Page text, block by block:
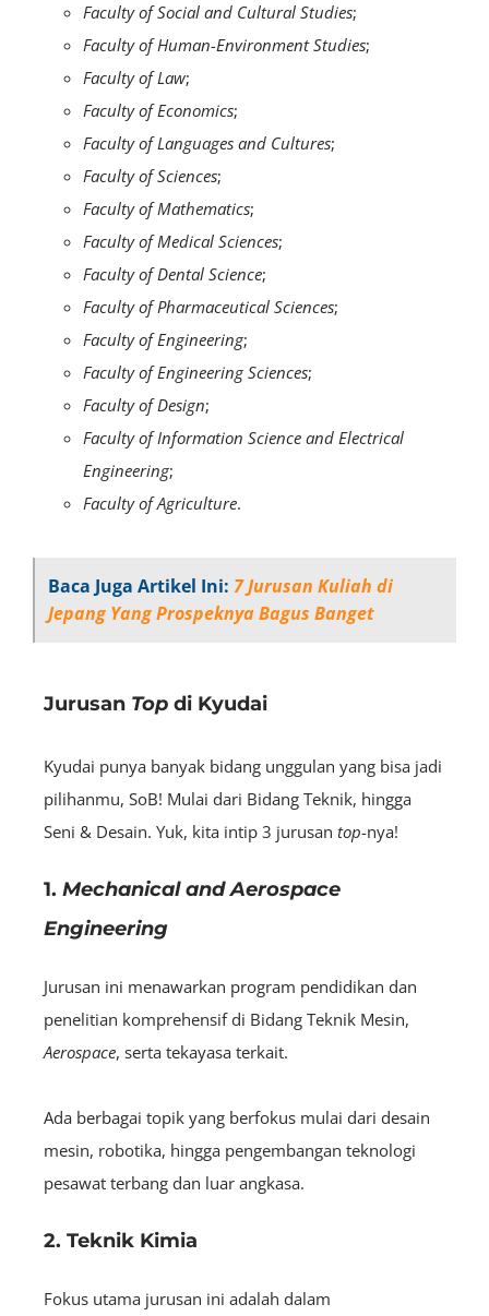
Faculty of Social and Cultural Studies;
Faculty of Human-Environment Studies;
Faculty of Law;
Faculty of Economics;
Faculty of Languages and Cultures;
Faculty of Sciences;
Faculty of Mathematics;
Faculty of Medical Sciences;
Faculty of Dental Science;
Faculty of Pharmaceutical Sciences;
Faculty of Engineering;
Faculty of Engineering Sciences;
Faculty of Design;
Faculty of Information Science and Electrical
Engineering;
Faculty of Agriculture.
Baca Juga Artikel Ini: 7 Jurusan Kuliah di
Jepang Yang Prospeknya Bagus Banget
Jurusan Top di Kyudai
Kyudai punya banyak bidang unggulan yang bisa jadi
pilihanmu, SoB! Mulai dari Bidang Teknik, hingga
Seni & Desain. Yuk, kita intip 3 jurusan top-nya!
1. Mechanical and Aerospace
Engineering
Jurusan ini menawarkan program pendidikan dan
penelitian komprehensif di Bidang Teknik Mesin,
Aerospace, serta tekayasa terkait.
Ada berbagai topik yang berfokus mulai dari desain
mesin, robotika, hingga pengembangan teknologi
pesawat terbang dan luar angkasa.
2. Teknik Kimia
Fokus utama jurusan ini adalah dalam